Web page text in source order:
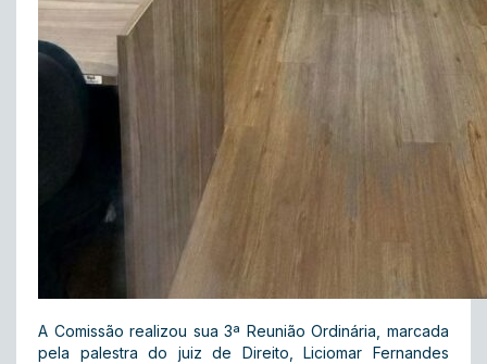
A Comissão realizou sua 3ª Reunião Ordinária, marcada
pela palestra do juiz de Direito, Liciomar Fernandes